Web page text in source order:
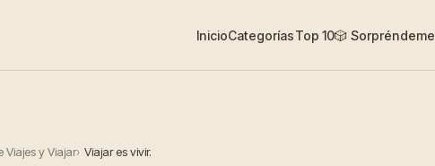
InicioCategoríasTop 10🎲 Sorpréndeme
Viajes y Viajar Viajar es vivir.